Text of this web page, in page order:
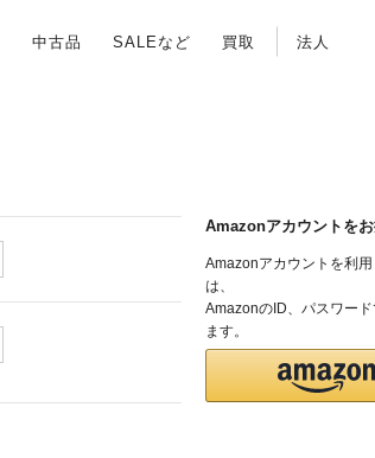
中古品 SALEなど 買取 法人
Amazonアカウントを
Amazonアカウントを利
は、
AmazonのID、パスワー
ます。